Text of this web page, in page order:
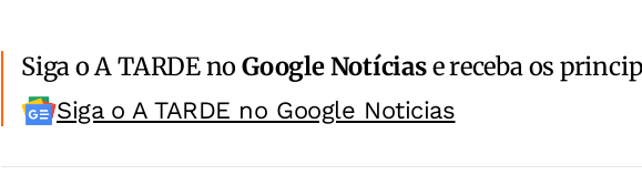
Siga o A TARDE noGoogle Notíciase receba os
Siga o A TARDE no Google Noticias